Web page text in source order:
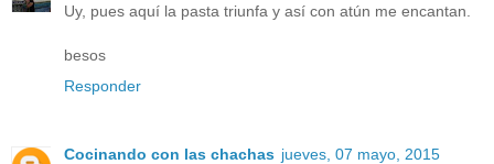
Uy, pues aquí la pasta triunfa y así con atún me encantan.
besos
Responder
Cocinando con las chachas jueves, 07 mayo, 2015